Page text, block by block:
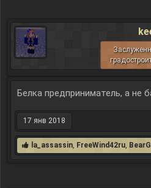
Белка предприниматель, а не
17 янв 2018
la_assassin, FreeWind42ru,